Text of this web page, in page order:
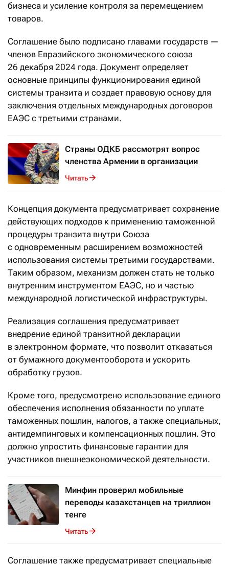
бизнеса и усиление контроля за перемещением
товаров.
Соглашение было подписано главами государств —
членов Евразийского экономического союза
26 декабря 2024 года. Документ определяет
основные принципы функционирования единой
системы транзита и создает правовую основу для
заключения отдельных международных договоров
ЕАЭС с третьими странами.
Страны ОДКБ рассмотрят вопрос
членства Армении в организации
Читать
Концепция документа предусматривает сохранение
действующих подходов к применению таможенной
процедуры транзита внутри Союза
с одновременным расширением возможностей
использования системы третьими государствами.
Таким образом, механизм должен стать не только
внутренним инструментом ЕАЭС, но и частью
международной логистической инфраструктуры.
Реализация соглашения предусматривает
внедрение единой транзитной декларации
в электронном формате, что позволит отказаться
от бумажного документооборота и ускорить
обработку грузов.
Кроме того, предусмотрено использование единого
обеспечения исполнения обязанности по уплате
таможенных пошлин, налогов, а также специальных,
антидемпинговых и компенсационных пошлин. Это
должно упростить финансовые гарантии для
участников внешнеэкономической деятельности.
Минфин проверил мобильные
переводы казахстанцев на триллион
тенге
Читать
Соглашение также предусматривает специальные